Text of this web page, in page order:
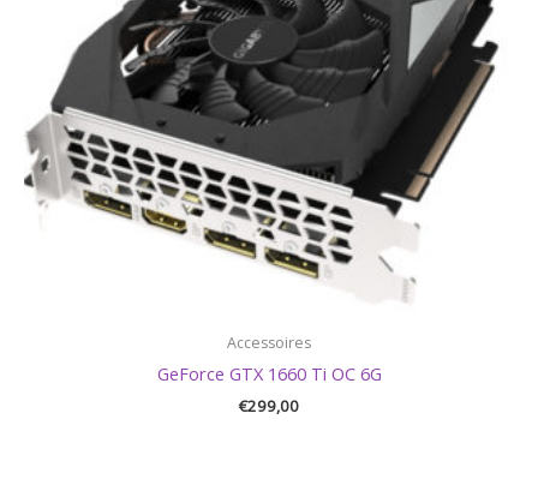
Accessoires
GeForce GTX 1660 Ti OC 6G
€299,00